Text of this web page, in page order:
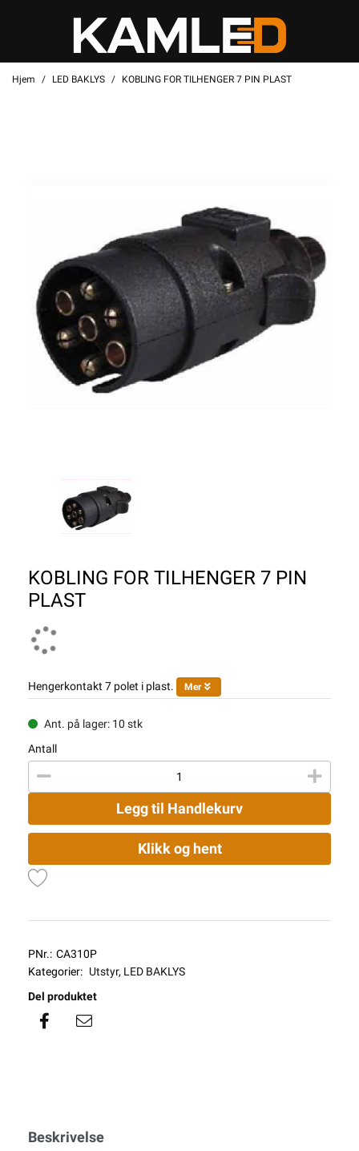
Hjem LED BAKLYS KOBLING FOR TILHENGER 7 PIN PLAST
KOBLING FOR TILHENGER 7 PIN
PLAST
Hengerkontakt 7 polet i plast. Mer
Ant. på lager: 10 stk
Antall
Legg til Handlekurv
Klikk og hent
PNr.: CA310P
Kategorier: Utstyr, LED BAKLYS
Del produktet
Beskrivelse